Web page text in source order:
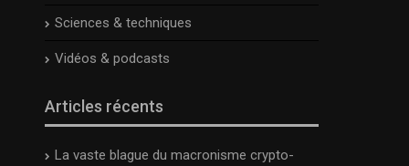
Sciences & techniques
Vidéos & podcasts
Articles récents
La vaste blague du macronisme crypto-